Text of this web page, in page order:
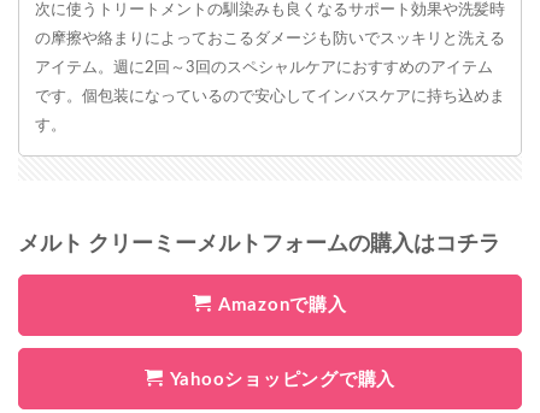
次に使うトリートメントの馴染みも良くなるサポート効果や洗髪時
の摩擦や絡まりによっておこるダメージも防いでスッキリと洗える
アイテム。週に2回～3回のスペシャルケアにおすすめのアイテム
です。個包装になっているので安心してインバスケアに持ち込めま
す。
メルト クリーミーメルトフォームの購入はコチラ
Amazonで購入
Yahooショッピングで購入